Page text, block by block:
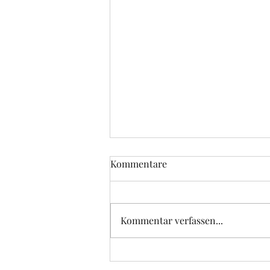
Bis 2027 verlängert: Unsere
Kommentare
Kommentar verfassen...